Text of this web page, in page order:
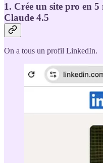
1. Crée un site pro en
Claude 4.5
On a tous un profil LinkedIn.